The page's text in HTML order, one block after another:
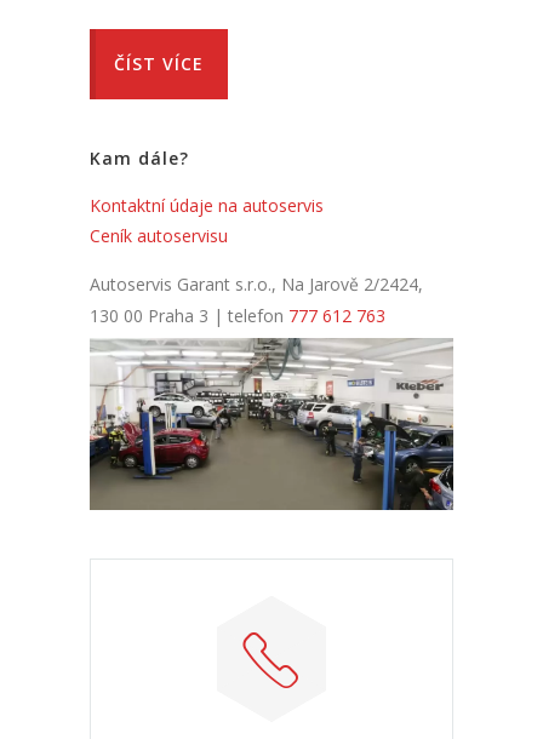
ČÍST VÍCE
Kam dále?
Kontaktní údaje na autoservis
Ceník autoservisu
Autoservis Garant s.r.o., Na Jarově 2/2424,
130 00 Praha 3 | telefon 777 612 763